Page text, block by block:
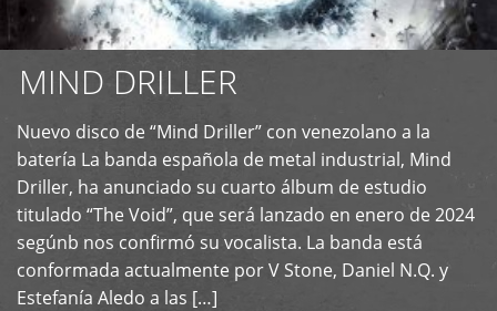
MIND DRILLER
Nuevo disco de “Mind Driller” con venezolano a la
batería La banda española de metal industrial, Mind
Driller, ha anunciado su cuarto álbum de estudio
titulado “The Void”, que será lanzado en enero de 2024
segúnb nos confirmó su vocalista. La banda está
conformada actualmente por V Stone, Daniel N.Q. y
Estefanía Aledo a las […]
+